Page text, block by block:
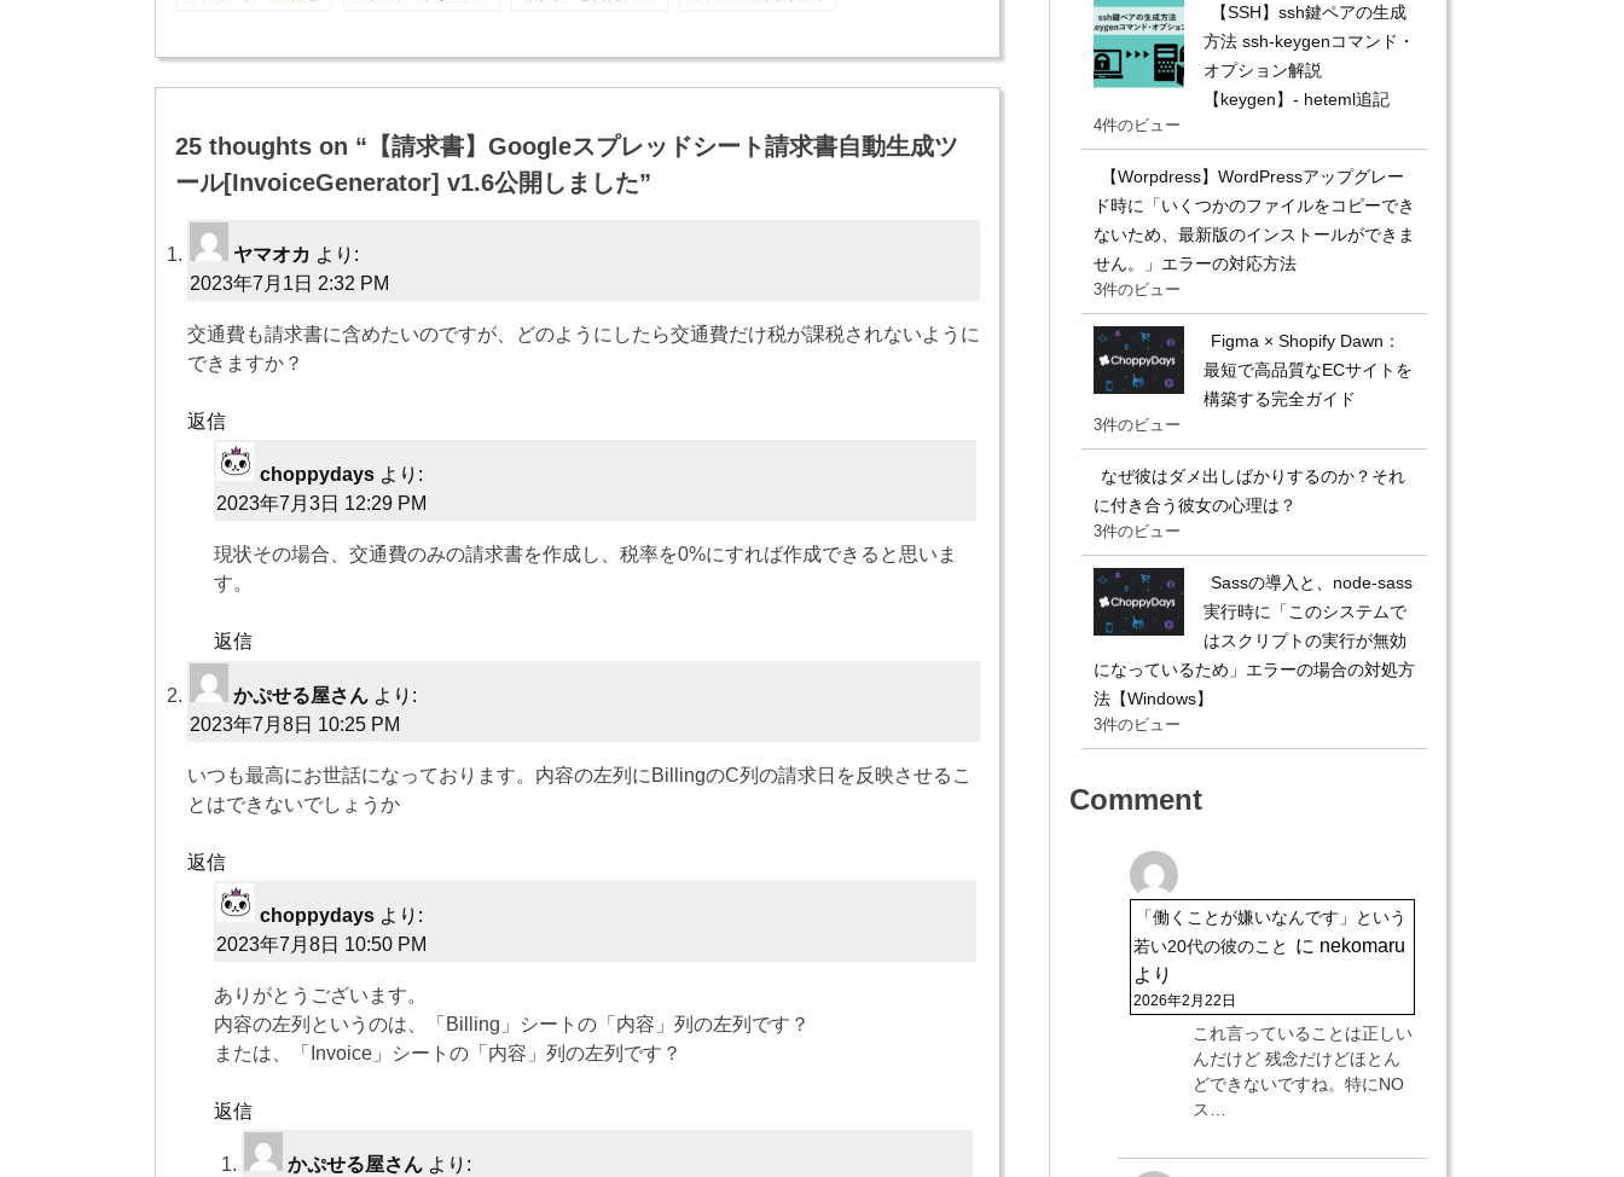
Workspace】
Workspace】
投
ナ
ゲ
25 thoughts on “ 【請求書】Googleスプレッドシート請求書自動生成ツ
ール[InvoiceGenerator] v1.6公開しました”
ヤマオカ より:
2023年7月1日 2:32 PM
交通費も請求書に含めたいのですが、どのようにしたら交通費だけ税が課税されないように
できますか？
返信
choppydays より:
2023年7月3日 12:29 PM
現状その場合、交通費のみの請求書を作成し、税率を0%にすれば作成できると思いま
す。
返信
かぷせる屋さん より:
2023年7月8日 10:25 PM
いつも最高にお世話になっております。内容の左列にBillingのC列の請求日を反映させるこ
とはできないでしょうか
返信
choppydays より:
2023年7月8日 10:50 PM
ありがとうございます。
内容の左列というのは、「Billing」シートの「内容」列の左列です？
または、「Invoice」シートの「内容」列の左列です？
返信
かぷせる屋さん より:
【SSH】ssh鍵ペアの生成
方法 ssh-keygenコマンド・
オプション解説
【keygen】- heteml追記
4件のビュー
【Worpdress】WordPressアップグレー
ド時に「いくつかのファイルをコピーでき
ないため、最新版のインストールができま
せん。」エラーの対応方法
3件のビュー
Figma × Shopify Dawn：
最短で高品質なECサイトを
構築する完全ガイド
3件のビュー
なぜ彼はダメ出しばかりするのか？それ
に付き合う彼女の心理は？
3件のビュー
Sassの導入と、node-sass
実行時に「このシステムで
はスクリプトの実行が無効
になっているため」エラーの場合の対処方
法【Windows】
3件のビュー
Comment
「働くことが嫌いなんです」という
若い20代の彼のこと
に nekomaru
より
2026年2月22日
これ言っていることは正しい
んだけど 残念だけどほとん
どできないですね。特にNO
ス…